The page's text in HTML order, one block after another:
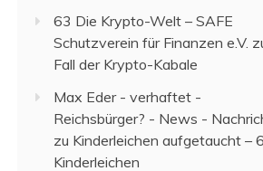
63 Die Krypto-Welt – SAFE
Schutzverein für Finanzen e.V.
Fall der Krypto-Kabale
Max Eder - verhaftet -
Reichsbürger? - News -
zu Kinderleichen aufgetaucht –
Kinderleichen